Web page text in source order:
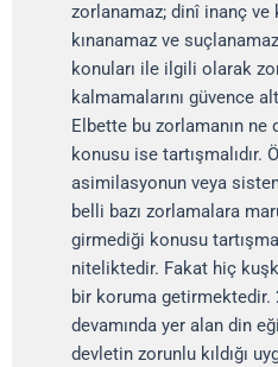
zorlanamaz; dinî inanç ve
kınanamaz ve
konuları ile ilgili olarak
kalmamalarını güvence
Elbette bu zorlamanın ne
konusu ise tartışmalıdır.
asimilasyonun veya
belli bazı zorlamalara
girmediği konusu
niteliktedir. Fakat hiç
bir koruma getirmektedir.
devamında yer alan din
devletin zorunlu kıldığı